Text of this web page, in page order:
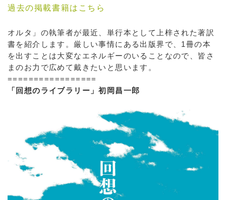
過去の掲載書籍はこちら
オルタ」の執筆者が最近、単行本として上梓された著訳
書を紹介します。厳しい事情にある出版界で、1冊の本
を出すことは大変なエネルギーのいることなので、皆さ
まのお力で広めて戴きたいと思います。
=================
「回想のライブラリー」初岡昌一郎